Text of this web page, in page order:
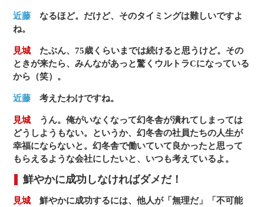
近藤 なるほど。だけど、そのタイミングは難しいですよ
ね。
見城 たぶん、75歳くらいまでは続けると思うけど。その
ときが来たら、みんながあっと驚くウルトラCになっている
から（笑）。
近藤 考えたわけですね。
見城 うん。俺がいなくなって幻冬舎が潰れてしまっては
どうしようもない。というか、幻冬舎の社員たちの人生が
幸福にならないと。幻冬舎で働いていて良かったと思って
もらえるような会社にしたいと、いつも考えているよ。
鮮やかに成功しなければダメだ！
見城 鮮やかに成功するには、他人が「無理だ」「不可能